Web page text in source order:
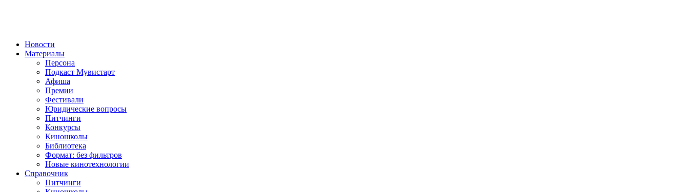
Новости
Материалы
Персона
Подкаст Мувистарт
Афиша
Премии
Фестивали
Юридические вопросы
Питчинги
Конкурсы
Киношколы
Библиотека
Формат: без фильтров
Новые кинотехнологии
Справочник
Питчинги